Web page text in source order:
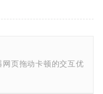
网页拖动卡顿的交互优